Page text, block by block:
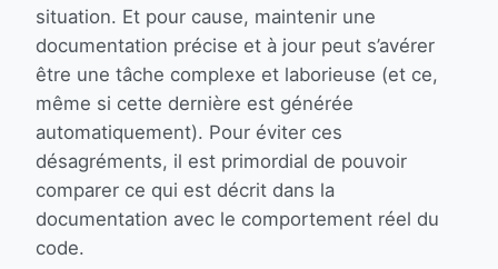
situation. Et pour cause, maintenir une
documentation précise et à jour peut s’avérer
être une tâche complexe et laborieuse (et ce,
même si cette dernière est générée
automatiquement). Pour éviter ces
désagréments, il est primordial de pouvoir
comparer ce qui est décrit dans la
documentation avec le comportement réel du
code.